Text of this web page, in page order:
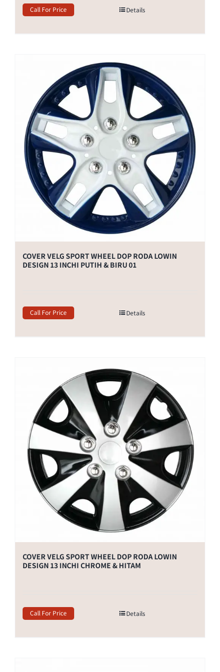
Call For Price Details
COVER VELG SPORT WHEEL DOP RODA LOWIN
DESIGN 13 INCHI PUTIH & BIRU 01
Call For Price Details
COVER VELG SPORT WHEEL DOP RODA LOWIN
DESIGN 13 INCHI CHROME & HITAM
Call For Price Details